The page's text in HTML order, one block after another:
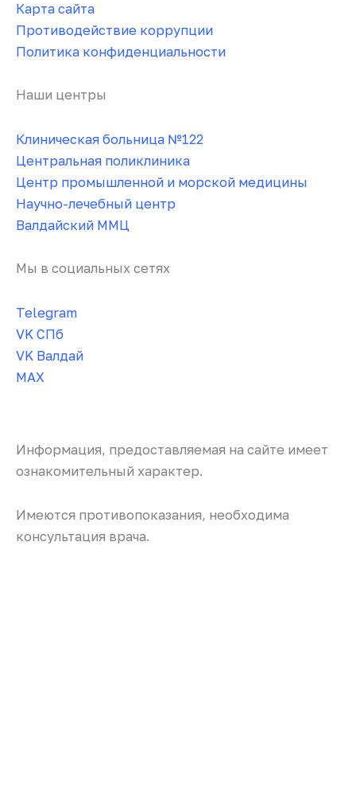
Карта сайта
Противодействие коррупции
Политика конфиденциальности
Наши центры
Клиническая больница №122
Центральная поликлиника
Центр промышленной и морской медицины
Научно-лечебный центр
Валдайский ММЦ
Мы в социальных сетях
Telegram
VK СПб
VK Валдай
MAX
Информация, предоставляемая на сайте имеет
ознакомительный характер.
Имеются противопоказания, необходима
консультация врача.